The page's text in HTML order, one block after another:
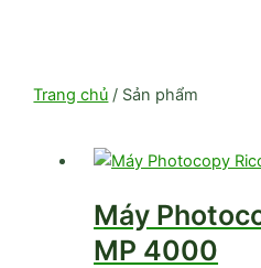
Trang chủ / Sản phẩm
Máy
MP 4000